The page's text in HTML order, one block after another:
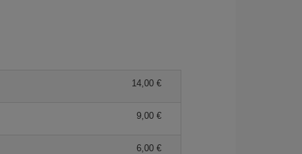
14,00 €
9,00 €
6,00 €